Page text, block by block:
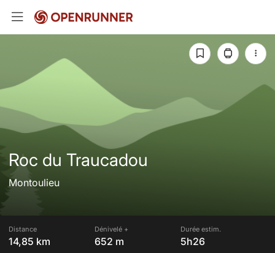
Roc du Traucadou
Montoulieu
Distance
14,85 km
Dénivelé +
652 m
Durée estim.
5h26